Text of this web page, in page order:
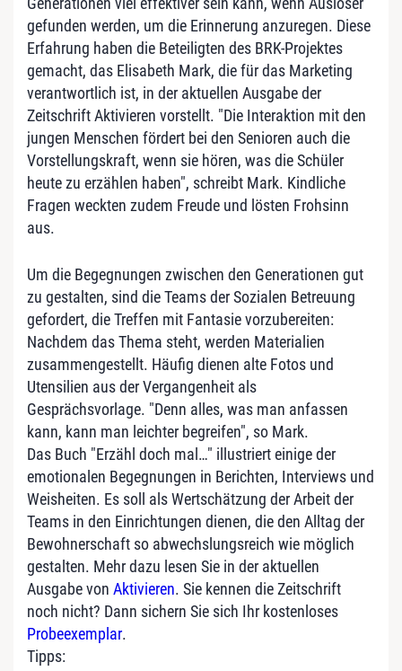
gefunden werden, um die Erinnerung anzuregen. Diese
Erfahrung haben die Beteiligten des BRK-Projektes
gemacht, das Elisabeth Mark, die für das Marketing
verantwortlich ist, in der aktuellen Ausgabe der
Zeitschrift Aktivieren vorstellt. "Die Interaktion mit den
jungen Menschen fördert bei den Senioren auch die
Vorstellungskraft, wenn sie hören, was die Schüler
heute zu erzählen haben", schreibt Mark. Kindliche
Fragen weckten zudem Freude und lösten Frohsinn
aus.
Um die Begegnungen zwischen den Generationen gut
zu gestalten, sind die Teams der Sozialen Betreuung
gefordert, die Treffen mit Fantasie vorzubereiten:
Nachdem das Thema steht, werden Materialien
zusammengestellt. Häufig dienen alte Fotos und
Utensilien aus der Vergangenheit als
Gesprächsvorlage. "Denn alles, was man anfassen
kann, kann man leichter begreifen", so Mark.
Das Buch "Erzähl doch mal…" illustriert einige der
emotionalen Begegnungen in Berichten, Interviews und
Weisheiten. Es soll als Wertschätzung der Arbeit der
Teams in den Einrichtungen dienen, die den Alltag der
Bewohnerschaft so abwechslungsreich wie möglich
gestalten. Mehr dazu lesen Sie in der aktuellen
Ausgabe von Aktivieren. Sie kennen die Zeitschrift
noch nicht? Dann sichern Sie sich Ihr kostenloses
Probeexemplar.
Tipps: